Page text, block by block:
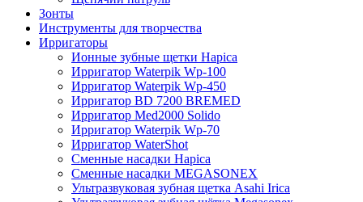
Зонты
Инструменты для творчества
Ирригаторы
Ионные зубные щетки Hapica
Ирригатор Waterpik Wp-100
Ирригатор Waterpik Wp-450
Ирригатор BD 7200 BREMED
Ирригатор Med2000 Solido
Ирригатор Waterpik Wp-70
Ирригатор WaterShot
Сменные насадки Hapica
Сменные насадки MEGASONEX
Ультразвуковая зубная щетка Asahi Irica